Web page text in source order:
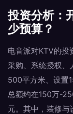
投资分析：
少预算？
电音派对KTV的投
采购、系统授权、
500平方米、设置
总额约在150万-
元。其中，装修与